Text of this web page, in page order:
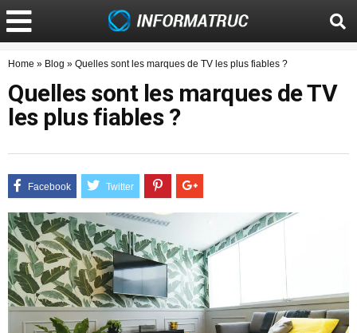
Home » Blog » Quelles sont les marques de TV les plus fiables ?
Quelles sont les marques de TV
les plus fiables ?